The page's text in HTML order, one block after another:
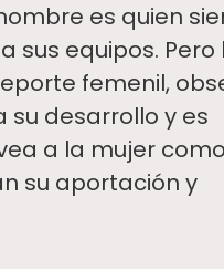
es quien
sus equipos. Pero
femenil,
desarrollo y es
a la mujer
su aportación y